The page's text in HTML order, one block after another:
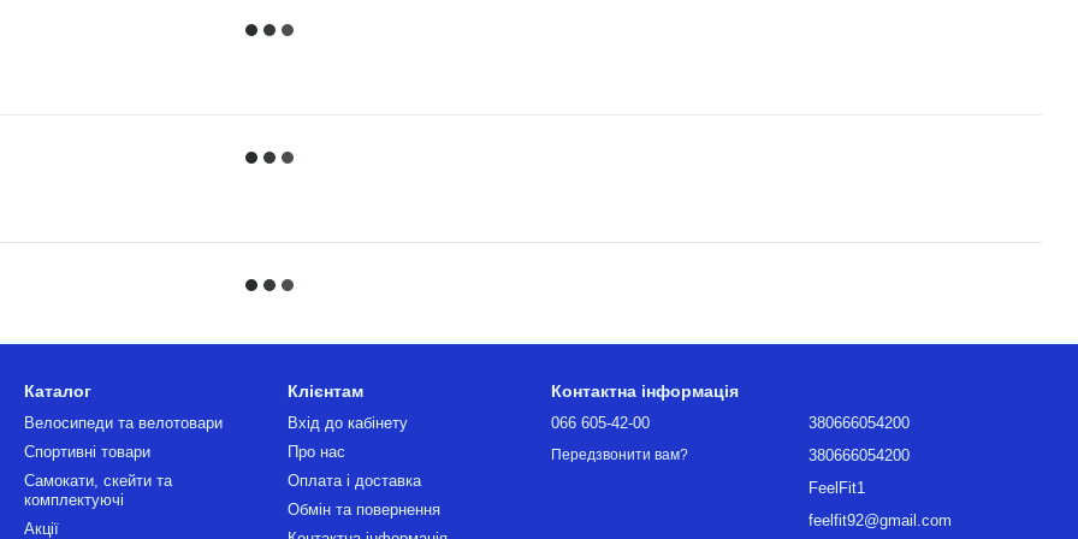
Каталог
Велосипеди та велотовари
Спортивні товари
Самокати, скейти та
комплектуючі
Акції
Клієнтам
Вхід до кабінету
Про нас
Оплата і доставка
Обмін та повернення
Контактна інформація
066 605-42-00
Передзвонити вам?
380666054200
380666054200
FeelFit1
feelfit92@gmail.com